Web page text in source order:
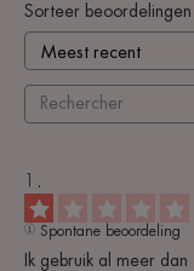
Sorteer beoordelingen
Spontane beoordeling
Ik gebruik al meer